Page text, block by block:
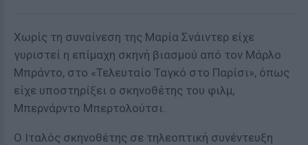
Χωρίς τη συναίνεση της Μαρία Σνάιντερ είχε
γυριστεί η επίμαχη σκηνή βιασμού από τον Μάρλο
Μπράντο, στο «Τελευταίο Ταγκό στο Παρίσι», όπως
είχε υποστηρίξει ο σκηνοθέτης του φιλμ,
Μπερνάρντο Μπερτολούτσι.
Ο Ιταλός σκηνοθέτης σε τηλεοπτική συνέντευξη